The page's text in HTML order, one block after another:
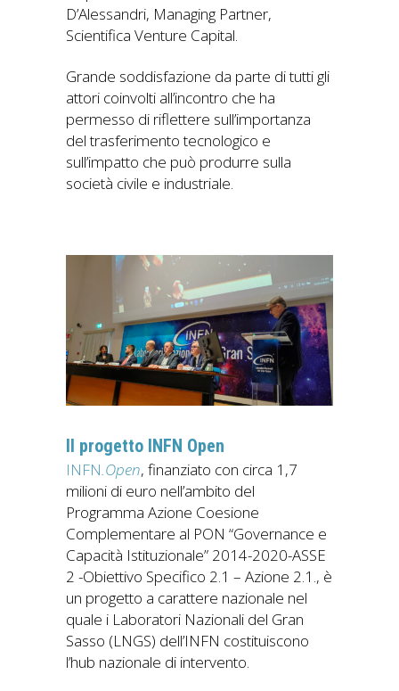
D’Alessandri, Managing Partner,
Scientifica Venture Capital.
Grande soddisfazione da parte di tutti gli
attori coinvolti all’incontro che ha
permesso di riflettere sull’importanza
del trasferimento tecnologico e
sull’impatto che può produrre sulla
società civile e industriale.
Il progetto INFN Open
INFN.Open, finanziato con circa 1,7
milioni di euro nell’ambito del
Programma Azione Coesione
Complementare al PON “Governance e
Capacità Istituzionale” 2014-2020-ASSE
2 -Obiettivo Specifico 2.1 – Azione 2.1., è
un progetto a carattere nazionale nel
quale i Laboratori Nazionali del Gran
Sasso (LNGS) dell’INFN costituiscono
l’hub nazionale di intervento.